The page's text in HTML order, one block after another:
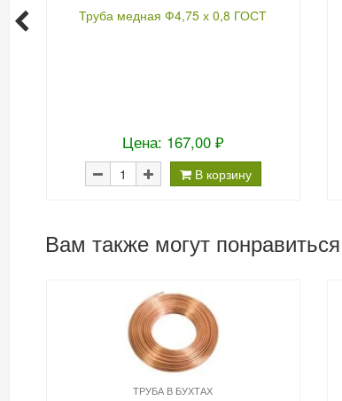
Труба медная Ф4,75 х 0,8 ГОСТ
Цена: 167,00 ₽
В корзину
Вам также могут понравиться
ТРУБА В БУХТАХ